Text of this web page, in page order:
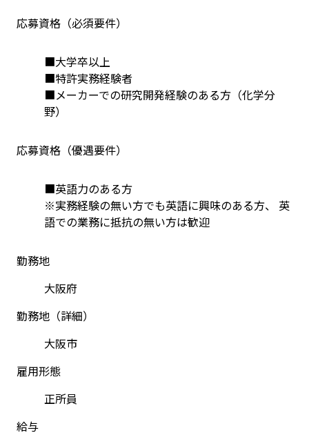
応募資格（必須要件）
■大学卒以上
■特許実務経験者
■メーカーでの研究開発経験のある方（化学分
野）
応募資格（優遇要件）
■英語力のある方
※実務経験の無い方でも英語に興味のある方、 英
語での業務に抵抗の無い方は歓迎
勤務地
大阪府
勤務地（詳細）
大阪市
雇用形態
正所員
給与